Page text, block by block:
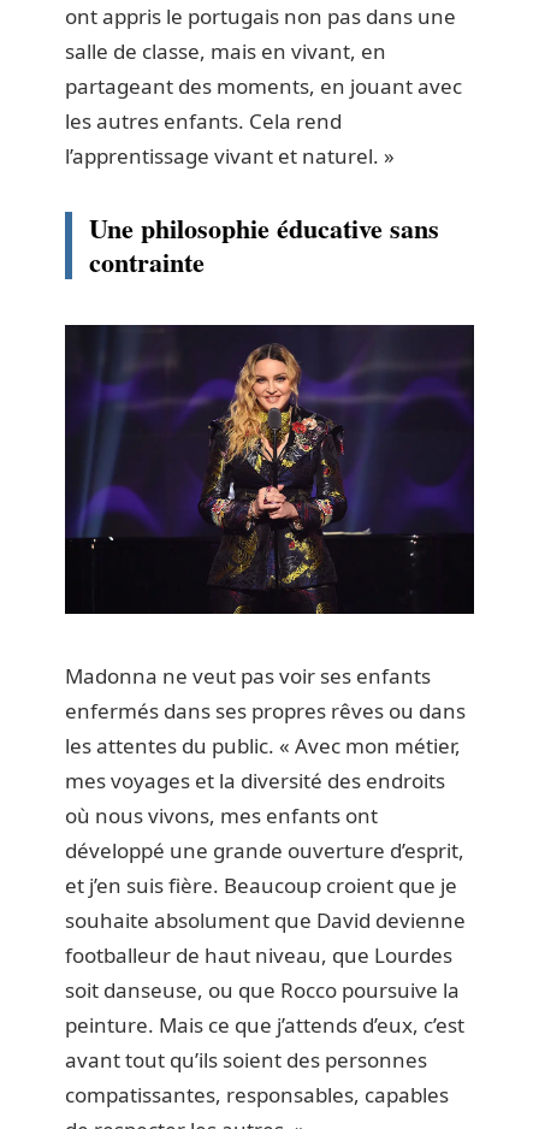
ont appris le portugais non pas dans une
salle de classe, mais en vivant, en
partageant des moments, en jouant avec
les autres enfants. Cela rend
l’apprentissage vivant et naturel. »
Une philosophie éducative sans
contrainte
Madonna ne veut pas voir ses enfants
enfermés dans ses propres rêves ou dans
les attentes du public. « Avec mon métier,
mes voyages et la diversité des endroits
où nous vivons, mes enfants ont
développé une grande ouverture d’esprit,
et j’en suis fière. Beaucoup croient que je
souhaite absolument que David devienne
footballeur de haut niveau, que Lourdes
soit danseuse, ou que Rocco poursuive la
peinture. Mais ce que j’attends d’eux, c’est
avant tout qu’ils soient des personnes
compatissantes, responsables, capables